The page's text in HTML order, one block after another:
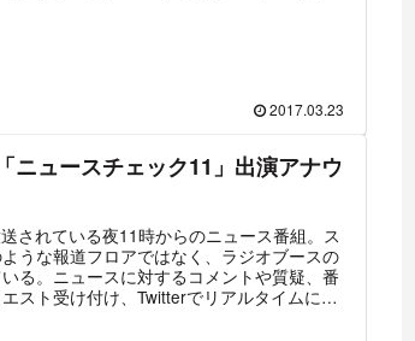
2017.03.23
ニュースチェック11」出演アナウ
されている夜11時からのニュース番組。ス
うな報道フロアではなく、ラジオブースの
る。ニュースに対するコメントや質疑、番
スト受け付け、Twitterでリアルタイムに意